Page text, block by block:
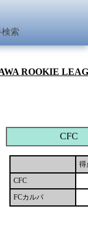
索
ROOKIE
CFC
得
CFC
FCカルパ